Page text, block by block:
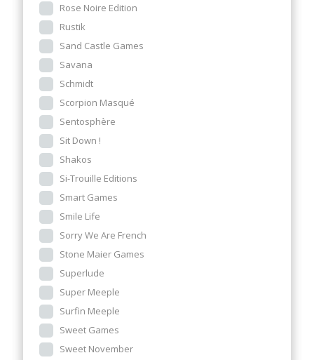
Rose Noire Edition
Rustik
Sand Castle Games
Savana
Schmidt
Scorpion Masqué
Sentosphère
Sit Down !
Shakos
Si-Trouille Editions
Smart Games
Smile Life
Sorry We Are French
Stone Maier Games
Superlude
Super Meeple
Surfin Meeple
Sweet Games
Sweet November